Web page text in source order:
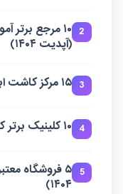
2
۱۰ مرجع
(آپدیت ۱۴۰۴)
3 ۱۵ مرکز کاشت ابرو در اصفهان (آپدیت ۱۴۰۴)
4 ۱۰ کلینیک برتر کاشت ابرو در رشت (آپدیت ۱۴۰۴)
5
۵ فروشگاه
۱۴۰۴)